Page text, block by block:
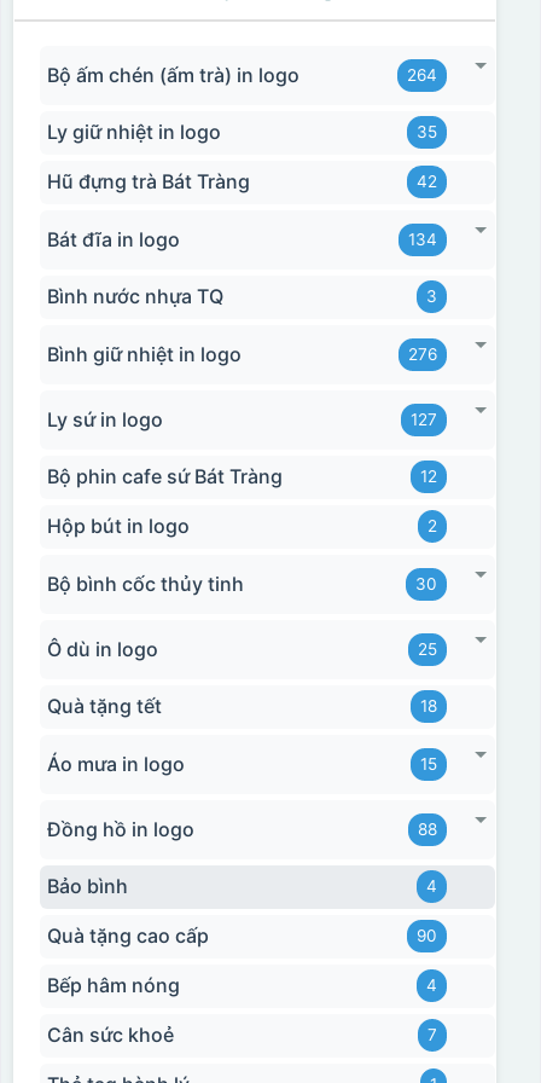
Bước 3: Xếp sản phẩm sau khi dán vào lò nung và
nung ở nhiệt độ 700-800 độ C
Deacl có 1 nền màu
lại mực in logo dính chết lên gốm sứ [gallery link="file"
Ưu, nhược điểm của in Decal trượt nước
trên gốm sứ
Ưu điểm
Nhược điểm
Độ bám dính lên bề
không phai theo thời
Bộ ấm chén (ấm trà) in logo 264
Ly giữ nhiệt in logo 35
Hũ đựng trà Bát Tràng 42
Bát đĩa in logo 134
Bình nước nhựa TQ 3
Bình giữ nhiệt in logo 276
Ly sứ in logo 127
Bộ phin cafe sứ Bát Tràng 12
Hộp bút in logo 2
Bộ bình cốc thủy tinh 30
Ô dù in logo 25
Quà tặng tết 18
Áo mưa in logo 15
Đồng hồ in logo 88
Bảo bình 4
Quà tặng cao cấp 90
Bếp hâm nóng 4
Cân sức khoẻ 7